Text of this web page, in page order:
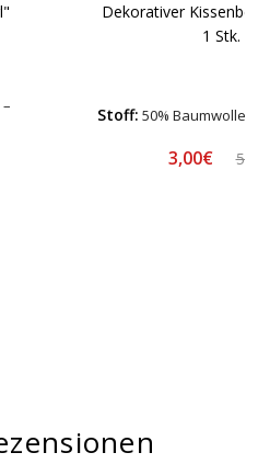
Dekorativer
1 Stk.
Stoff: 50% Baumwolle,
3,00€